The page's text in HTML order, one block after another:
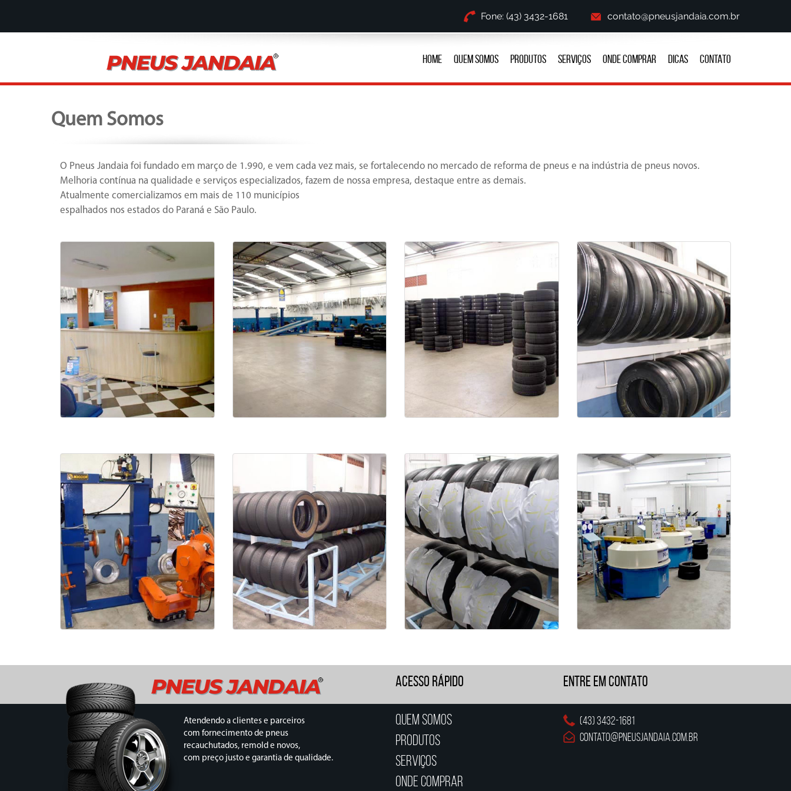
Fone: (43) 3432-1681 contato@pneusjandaia.com.br
HOME QUEM SOMOS PRODUTOS SERVIÇOS ONDE COMPRAR DICAS CONTATO
Quem Somos
O Pneus Jandaia foi fundado em março de 1.990, e vem cada vez mais, se fortalecendo no mercado de reforma de pneus e na indústria de pneus novos.
Melhoria contínua na qualidade e serviços especializados, fazem de nossa empresa, destaque entre as demais.
Atualmente comercializamos em mais de 110 municípios
espalhados nos estados do Paraná e São Paulo.
Atendendo a clientes e parceiros
com fornecimento de pneus
recauchutados, remold e novos,
com preço justo e garantia de qualidade.
ACESSO RÁPIDO
Quem Somos
Produtos
Serviços
Onde Comprar
Entre em Contato
(43) 3432-1681
contato@pneusjandaia.com.br